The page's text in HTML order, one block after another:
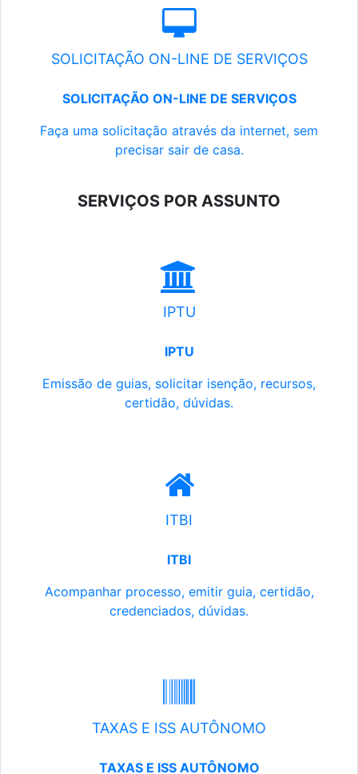
SOLICITAÇÃO ON-LINE DE SERVIÇOS
SOLICITAÇÃO ON-LINE DE SERVIÇOS
Faça uma solicitação através da internet, sem
precisar sair de casa.
SERVIÇOS POR ASSUNTO
IPTU
IPTU
Emissão de guias, solicitar isenção, recursos,
certidão, dúvidas.
ITBI
ITBI
Acompanhar processo, emitir guia, certidão,
credenciados, dúvidas.
TAXAS E ISS AUTÔNOMO
TAXAS E ISS AUTÔNOMO